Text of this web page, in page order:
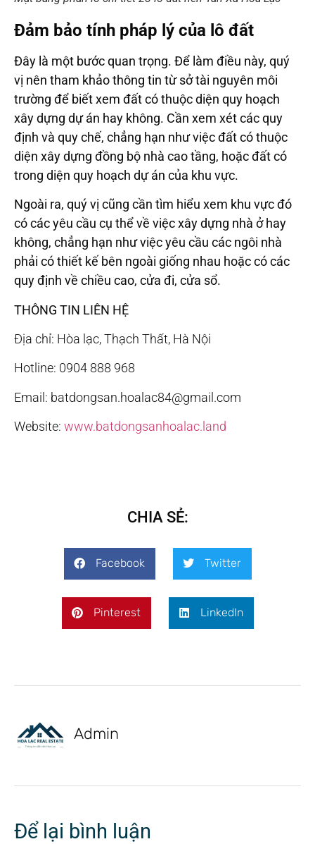
Đảm bảo tính pháp lý của lô đất
Đây là một bước quan trọng. Để làm điều này, quý
vị nên tham khảo thông tin từ sở tài nguyên môi
trường để biết xem đất có thuộc diện quy hoạch
xây dựng dự án hay không. Cần xem xét các quy
định và quy chế, chẳng hạn như việc đất có thuộc
diện xây dựng đồng bộ nhà cao tầng, hoặc đất có
trong diện quy hoạch dự án của khu vực.
Ngoài ra, quý vị cũng cần tìm hiểu xem khu vực đó
có các yêu cầu cụ thể về việc xây dựng nhà ở hay
không, chẳng hạn như việc yêu cầu các ngôi nhà
phải có thiết kế bên ngoài giống nhau hoặc có các
quy định về chiều cao, cửa đi, cửa sổ.
THÔNG TIN LIÊN HỆ
Địa chỉ: Hòa lạc, Thạch Thất, Hà Nội
Hotline: 0904 888 968
Email: batdongsan.hoalac84@gmail.com
Website: www.batdongsanhoalac.land
CHIA SẺ:
Facebook Twitter
Pinterest LinkedIn
Admin
Để lại bình luận